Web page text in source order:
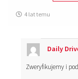
4 lat temu
Daily
Zweryfikujemy i